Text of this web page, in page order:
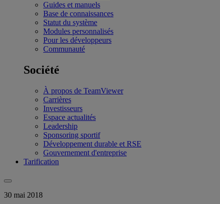
Guides et manuels
Base de connaissances
Statut du système
Modules personnalisés
Pour les développeurs
Communauté
Société
À propos de TeamViewer
Carrières
Investisseurs
Espace actualités
Leadership
Sponsoring sportif
Développement durable et RSE
Gouvernement d'entreprise
Tarification
30 mai 2018